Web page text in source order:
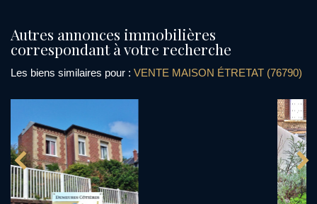
autres annonces immobilières
correspondant à votre recherche
Les biens similaires pour : VENTE MAISON ÉTRETAT (76790)